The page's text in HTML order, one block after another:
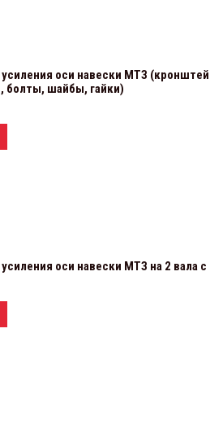
оси навески МТЗ
болты, шайбы, гайки)
оси навески МТЗ на 2 вала